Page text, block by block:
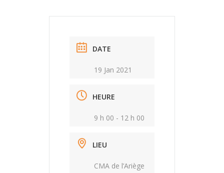
DATE
19 Jan 2021
HEURE
9 h 00 - 12 h 00
LIEU
CMA de l’Ariège